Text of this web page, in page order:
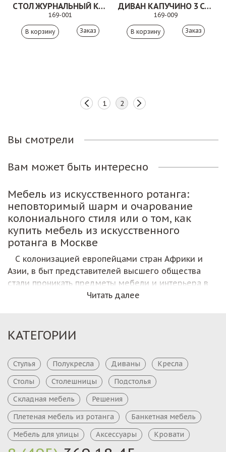
СТОЛ ЖУРНАЛЬНЫЙ КАПУЧИНО СОЛОМЕННЫЙ
169-001
Заказ
ДИВАН КАПУЧИНО 3 СОЛОМЕННЫЙ
169-009
Заказ
1 2
Вы смотрели
Вам может быть интересно
Мебель из искусственного ротанга:
неповторимый шарм и очарование
колониального стиля или о том, как
купить мебель из искусственного
ротанга в Москве
С колонизацией европейцами стран Африки и
Азии, в быт представителей высшего общества
стали проникать предметы мебели и интерьера в
этническом стиле покорённых территорий. Так
внутреннее убранство дворцов и дворянских
С тех пор изделия из ротанга ассоциируются с
богатством и принадлежностью владельца к
знатному роду.
Использование мебели из
искусственного ротанга
Искусственный ротанг – отличное изобретение
современности, предназначенное для
Читать далее
КАТЕГОРИИ
Стулья Полукресла Диваны
Кресла
Столы
Столешницы
Подстолья
Складная мебель
Решения
Плетеная мебель из ротанга
Банкетная мебель
Мебель для улицы
Аксессуары Кровати